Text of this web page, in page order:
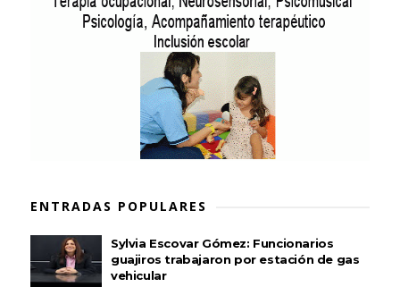
ENTRADAS POPULARES
Sylvia Escovar Gómez: Funcionarios
guajiros trabajaron por estación de gas
vehicular